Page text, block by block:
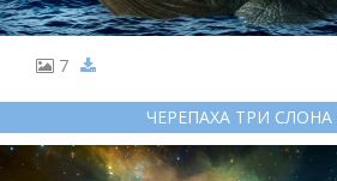
7
ЧЕРЕПАХА ТРИ СЛОНА